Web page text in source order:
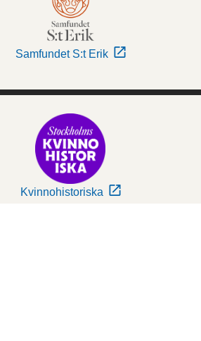
Samfundet S:t Erik
Kvinnohistoriska